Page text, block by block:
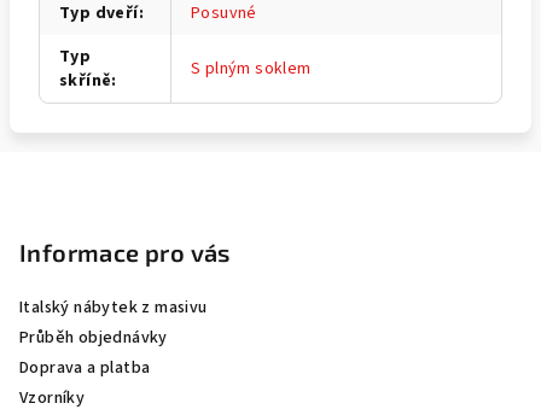
Typ dveří:
Posuvné
Typ
skříně: S plným soklem
Informace pro vás
Italský nábytek z masivu
Průběh objednávky
Doprava a platba
Vzorníky